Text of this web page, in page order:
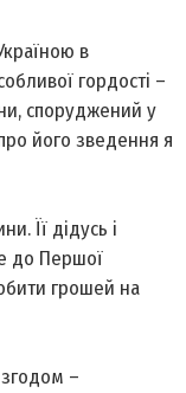
в
гордості –
споруджений у
його зведення я
Її дідусь і
до Першої
грошей на
згодом –